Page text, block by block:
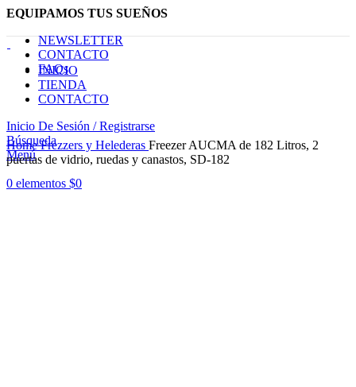
EQUIPAMOS TUS SUEÑOS
NEWSLETTER
CONTACTO
FAQs
INICIO
TIENDA
CONTACTO
Inicio De Sesión / Registrarse
Búsqueda
Menú
0 elementos $0
Haga Click para agrandar
HomeFrezzers y Helederas Freezer AUCMA de 182 Litros, 2
puertas de vidrio, ruedas y canastos, SD-182